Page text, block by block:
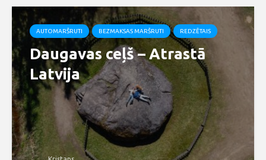
AUTOMARŠRUTI BEZMAKSAS MARŠRUTI REDZĒTAIS
Daugavas ceļš – Atrastā
Latvija